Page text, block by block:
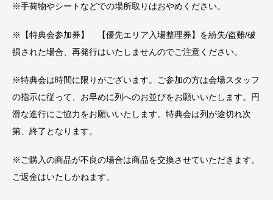
※手荷物やシートなどでの場所取りはおやめください。
※【特典会参加券】 【優先エリア入場整理券】を紛失/盗難/破
損された場合、再発行はいたしませんのでご注意ください。
※特典会は時間に限りがございます。ご参加の方は会場スタッフ
の指示に従って、お早めに列へのお並びをお願いいたします。円
滑な進行にご協力をお願いいたします。特典会は列が途切れ次
第、終了となります。
※ご購入の商品が不良の場合は商品を交換させていただきます。
ご返金はいたしかねます。